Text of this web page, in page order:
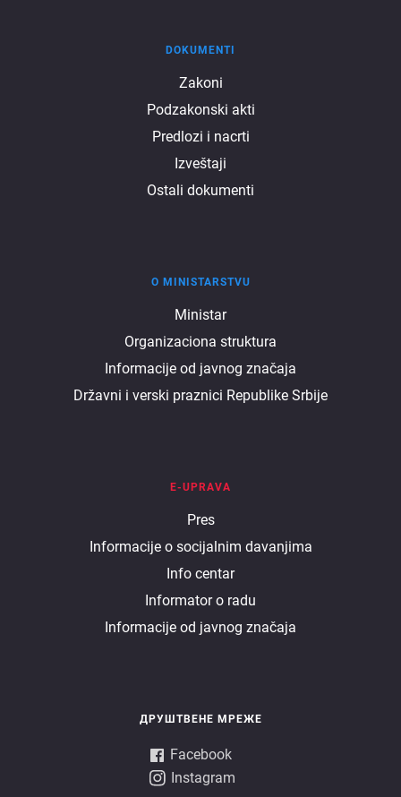
DOKUMENTI
Zakoni
Podzakonski akti
Predlozi i nacrti
Izveštaji
Ostali dokumenti
ministarstvu
O MINISTARSTVU
Ministar
Organizaciona struktura
Informacije od javnog značaja
Državni i verski praznici Republike Srbije
E-UPRAVA
Pres
Informacije o socijalnim davanjima
Info centar
Informator o radu
Informacije od javnog značaja
ДРУШТВЕНЕ МРЕЖЕ
Facebook
Instagram